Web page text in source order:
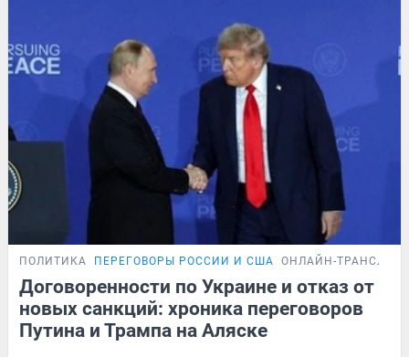
ПОЛИТИКА ПЕРЕГОВОРЫ РОССИИ И США ОНЛАЙН-
Договоренности по Украине и отказ от
новых санкций: хроника переговоров
Путина и Трампа на Аляске